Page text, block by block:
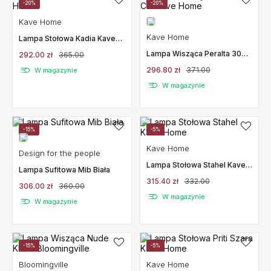
-20%
Kave Home
Lampa Stołowa Kadia Kave
292.00 zł 365.00
W magazynie
-20%
Kave Home
Lampa Wisząca Peralta 30
296.80 zł 371.00
W magazynie
-15%
Design for the people
Lampa Sufitowa Mib Biała
306.00 zł
360.00
W magazynie
-5%
Kave Home
Lampa Stołowa Stahel Kave
315.40 zł 332.00
W magazynie
-15%
Bloomingville
-5%
Kave Home